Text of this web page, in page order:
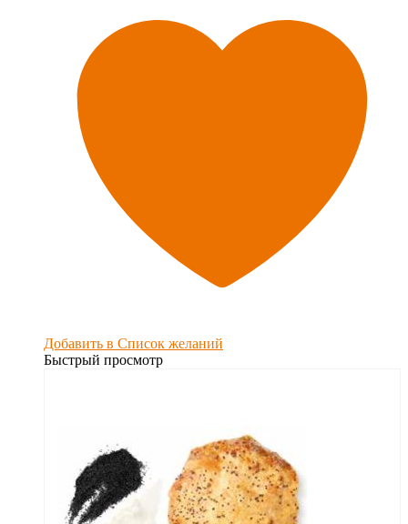
Добавить в Список желаний
Быстрый просмотр